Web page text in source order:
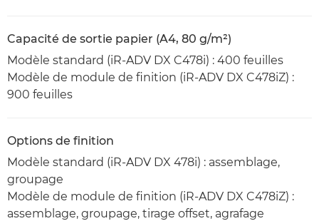
Capacité de sortie papier (A4, 80 g/m²)
Modèle standard (iR-ADV DX C478i) : 400 feuilles
Modèle de module de finition (iR-ADV DX C478iZ) :
900 feuilles
Options de finition
Modèle standard (iR-ADV DX 478i) : assemblage,
groupage
Modèle de module de finition (iR-ADV DX C478iZ) :
assemblage, groupage, tirage offset, agrafage